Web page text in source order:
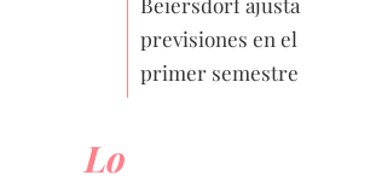
previsiones en el
primer semestre
Lo